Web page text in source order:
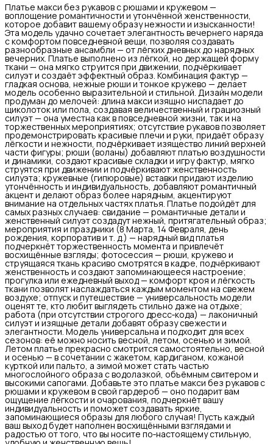
Платье макси без рукавов с рюшами и кружевом —
воплощение романтичности и утончённой женственности,
которое добавит вашему образу нежности и изысканности!
Эта модель удачно сочетает элегантность вечернего наряда
с комфортом повседневной вещи, позволяя создавать
разнообразные ансамбли — от лёгких дневных до нарядных
вечерних. Платье выполнено из лёгкой, но держащей форму
ткани — она мягко струится при движении, подчёркивает
силуэт и создаёт эффектный образ. Комбинация фактур —
гладкая основа, нежные рюши и тонкое кружево — делает
модель особенно выразительной и стильной. Дизайн модели
продуман до мелочей: длина макси изящно ниспадает до
щиколоток или пола, создавая величественный и грациозный
силуэт — она уместна как в повседневной жизни, так и на
торжественных мероприятиях; отсутствие рукавов позволяет
продемонстрировать красивые плечи и руки, придаёт образу
лёгкости и нежности, подчёркивает изящество линий верхней
части фигуры; рюши (воланы) добавляют платью воздушности
и динамики, создают красивые складки и игру фактур, мягко
струятся при движении и подчёркивают женственность
силуэта; кружевные (гипюровые) вставки придают изделию
утончённость и индивидуальность, добавляют романтичный
акцент и делают образ более нарядным, акцентируют
внимание на отдельных частях платья. Платье подойдёт для
самых разных случаев: свидание — романтичные детали и
женственный силуэт создадут нежный, притягательный образ;
мероприятия и праздники (8 Марта, 14 Февраля, день
рождения, корпоратив и т. д.) — нарядный вид платья
подчеркнёт торжественность момента и привлечёт
восхищённые взгляды; фотосессия — рюши, кружево и
струящаяся ткань красиво смотрятся в кадре, подчёркивают
женственность и создают запоминающееся настроение;
прогулка или ежедневный выход — комфорт кроя и лёгкость
ткани позволят наслаждаться каждым моментом на свежем
воздухе; отпуск и путешествие — универсальность модели
оценят те, кто любит выглядеть стильно даже на отдыхе;
работа (при отсутствии строгого дресс‑кода) — лаконичный
силуэт и изящные детали добавят образу свежести и
элегантности. Модель универсальна и подходит для всех
сезонов: её можно носить весной, летом, осенью и зимой.
Летом платье прекрасно смотрится самостоятельно, весной
и осенью — в сочетании с жакетом, кардиганом, кожаной
курткой или пальто, а зимой может стать частью
многослойного образа с водолазкой, объёмным свитером и
высокими сапогами. Добавьте это платье макси без рукавов с
рюшами и кружевом в свой гардероб — оно подарит вам
ощущение лёгкости и очарования, подчеркнёт вашу
индивидуальность и поможет создавать яркие,
запоминающиеся образы для любого случая! Пусть каждый
ваш выход будет наполнен восхищёнными взглядами и
радостью от того, что вы носите по‑настоящему стильную,